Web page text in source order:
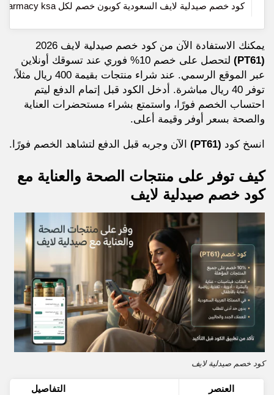
كود خصم صيدلية لايف السعودية كوبون خصم لكل life pharmacy ksa
يمكنك الاستفادة الآن من كود خصم صيدلية لايف 2026
(PT61)
لتحصل على خصم 10% فوري عند تسوقك أونلاين
عبر الموقع الرسمي. عند شراء منتجات بقيمة 400 ريال مثلاً،
توفر 40 ريال مباشرة. أدخل الكود قبل إتمام الدفع ليتم
احتساب الخصم فورًا، واستمتع بشراء مستحضرات العناية
والصحة بسعر أوفر وقيمة أعلى.
انسخ كود (PT61) الآن وجربه قبل الدفع لتشاهد الخصم فورًا.
كيف توفر على منتجات الصحة والعناية مع
كود خصم صيدلية لايف
كود خصم صيدلية لايف
العنصر
التفاصيل